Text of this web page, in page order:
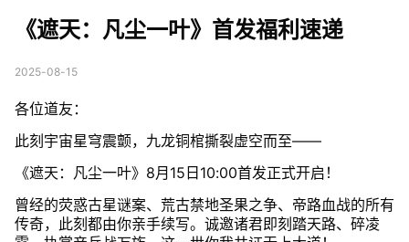
《遮天：凡尘一叶》首发福利速递
2025-08-15
各位道友：
此刻宇宙星穹震颤，九龙铜棺撕裂虚空而至——
《遮天：凡尘一叶》8月15日10:00首发正式开启！
曾经的荧惑古星谜案、荒古禁地圣果之争、帝路血战的所有
传奇，此刻都由你亲手续写。诚邀诸君即刻踏天路、碎凌